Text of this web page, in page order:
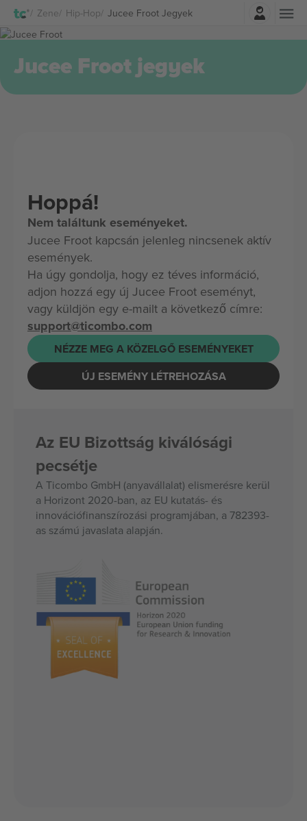
Zene Hip-Hop Jucee Froot Jegyek
Belépés
Jucee Froot jegyek
Hoppá!
Nem találtunk eseményeket.
Jucee Froot kapcsán jelenleg nincsenek aktív
események.
Ha úgy gondolja, hogy ez téves információ,
adjon hozzá egy új Jucee Froot eseményt,
vagy küldjön egy e-mailt a következő címre:
support@ticombo.com
NÉZZE MEG A KÖZELGŐ ESEMÉNYEKET
ÚJ ESEMÉNY LÉTREHOZÁSA
Az EU Bizottság kiválósági
pecsétje
A Ticombo GmbH (anyavállalat) elismerésre kerül
a Horizont 2020-ban, az EU kutatás- és
innovációfinanszírozási programjában, a 782393-
as számú javaslata alapján.